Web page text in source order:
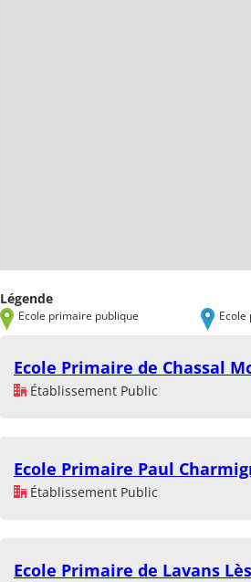
Légende
Ecole primaire publique
Ecole Primaire de Chassal
Établissement Public
Ecole Primaire Paul
Établissement Public
Ecole Primaire de Lavans